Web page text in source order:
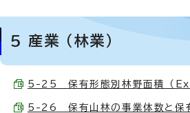
5 産業 （林業）
5-25 保有形態別林野面積 （
5-26 保有山林の事業体数と保